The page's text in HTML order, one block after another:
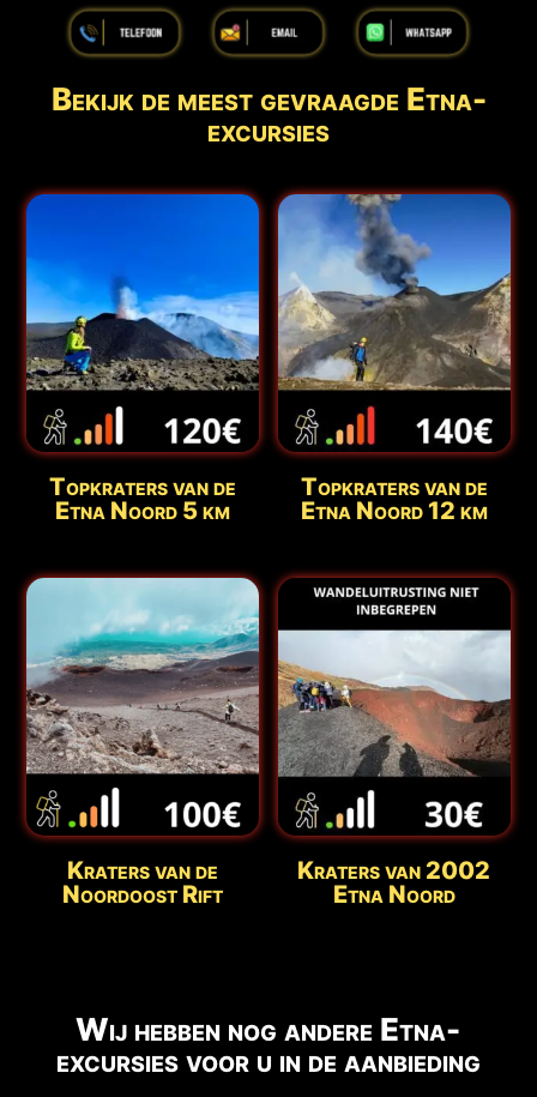
Bekijk de meest gevraagde Etna-
excursies
Topkraters van de
Etna Noord 5 km
Topkraters van de
Etna Noord 12 km
Kraters van de
Noordoost Rift
Kraters van 2002
Etna Noord
Wij hebben nog andere Etna-
excursies voor u in de aanbieding